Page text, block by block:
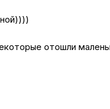
отошли